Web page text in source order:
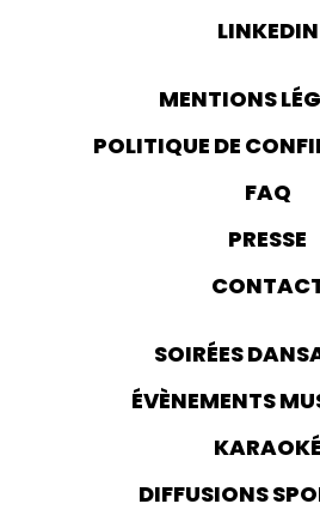
LINKEDIN
MENTIONS
POLITIQUE DE
FAQ
PRESSE
SOIRÉES
ÉVÈNEMENTS
KARAOKÉ
DIFFUSIONS